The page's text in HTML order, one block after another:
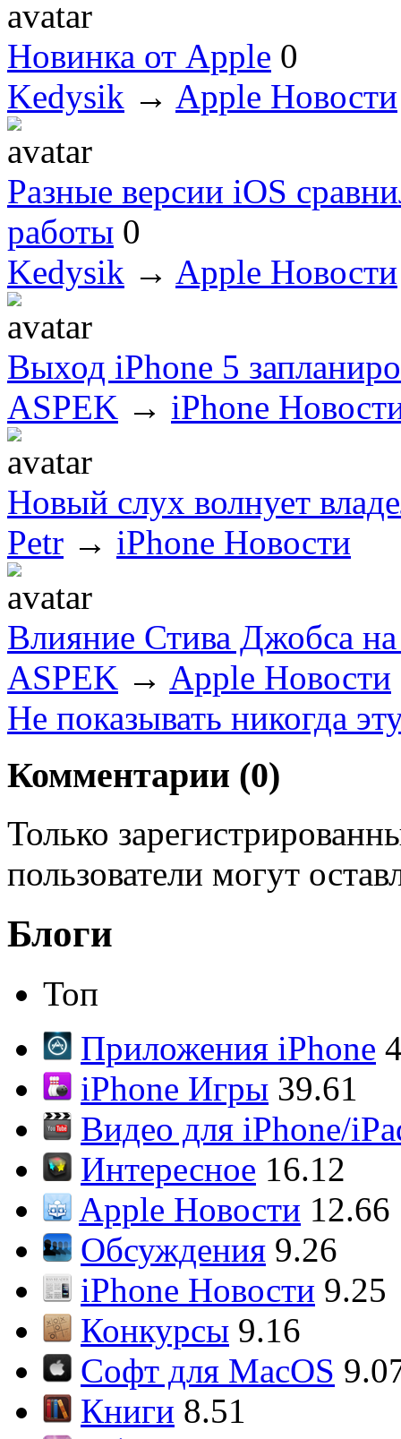
Новинка от Apple 0
Kedysik → Apple Новости
Разные версии iOS
работы 0
Kedysik → Apple Новости
Выход iPhone 5
ASPEK → iPhone
Новый слух волнует
Petr → iPhone Новости
Влияние Стива Джобса
ASPEK → Apple Новости
Не показывать никогда
Комментарии (0)
Только
пользователи могут
Блоги
Топ
Приложения iPhone
iPhone Игры 39.61
Видео для iPhone/
Интересное 16.12
Apple Новости 12.66
Обсуждения 9.26
iPhone Новости 9.25
Конкурсы 9.16
Софт для MacOS
Книги 8.51